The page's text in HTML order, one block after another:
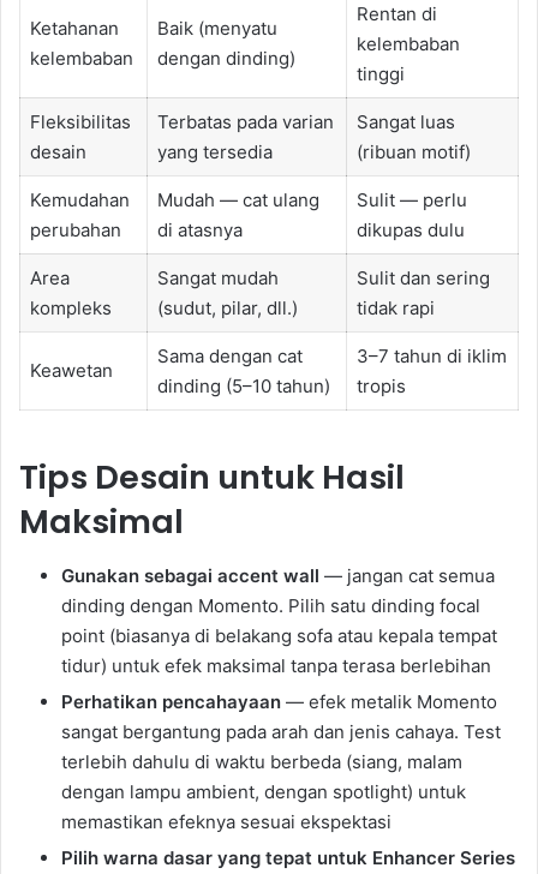
Ketahanan
kelembaban
Baik (menyatu
dengan dinding)
Rentan di
kelembaban
tinggi
Fleksibilitas
desain
Terbatas pada varian
yang tersedia
Sangat luas
(ribuan motif)
Kemudahan
perubahan
Mudah — cat ulang
di atasnya
Sulit — perlu
dikupas dulu
Area
kompleks
Sangat mudah
(sudut, pilar, dll.)
Sulit dan sering
tidak rapi
Keawetan
Sama dengan cat
dinding (5–10 tahun)
3–7 tahun di iklim
tropis
Tips Desain untuk Hasil
Maksimal
Gunakan sebagai accent wall — jangan cat semua
dinding dengan Momento. Pilih satu dinding focal
point (biasanya di belakang sofa atau kepala tempat
tidur) untuk efek maksimal tanpa terasa berlebihan
Perhatikan pencahayaan — efek metalik Momento
sangat bergantung pada arah dan jenis cahaya. Test
terlebih dahulu di waktu berbeda (siang, malam
dengan lampu ambient, dengan spotlight) untuk
memastikan efeknya sesuai ekspektasi
Pilih warna dasar yang tepat untuk Enhancer Series